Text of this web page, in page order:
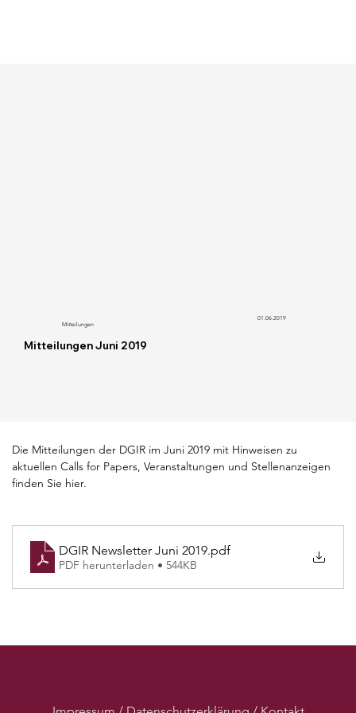
Mitteilungen Juni 2019
Mitteilungen
01.06.2019
Die Mitteilungen der DGIR im Juni 2019 mit Hinweisen zu
aktuellen Calls for Papers, Veranstaltungen und Stellenanzeigen
finden Sie hier.
DGIR Newsletter Juni 2019.pdf
PDF herunterladen • 544KB